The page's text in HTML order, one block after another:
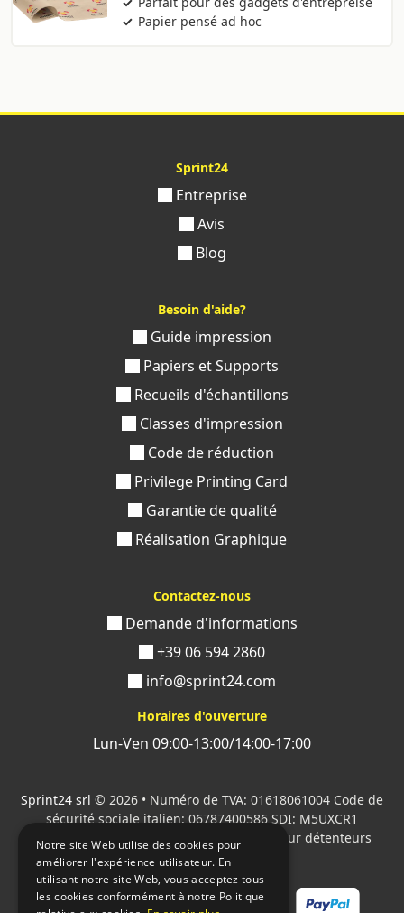
Papier pensé ad hoc
Sprint24
Entreprise
Avis
Blog
Besoin d'aide?
Guide impression
Papiers et Supports
Recueils d'échantillons
Classes d'impression
Code de réduction
Privilege Printing Card
Garantie de qualité
Réalisation Graphique
Contactez-nous
Demande d'informations
+39 06 594 2860
info@sprint24.com
Horaires d'ouverture
Lun-Ven 09:00-13:00/14:00-17:00
Sprint24 srl © 2026 • Numéro de TVA: 01618061004 Code de
sécurité sociale italien: 06787400586 SDI: M5UXCR1
Tous les logos cités sont la propriété de leur détenteurs
respectifs.
Notre site Web utilise des cookies pour
améliorer l'expérience utilisateur. En
utilisant notre site Web, vous acceptez tous
les cookies conformément à notre Politique